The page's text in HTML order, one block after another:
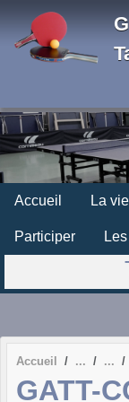
Accueil La
Participer
Accueil
GATT-
Panneau de